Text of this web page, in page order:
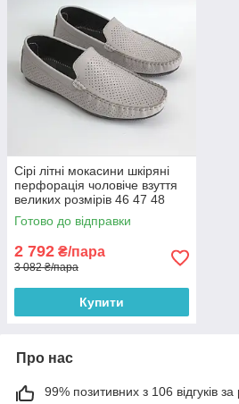
Сірі літні мокасини шкіряні
перфорація чоловіче взуття
великих розмірів 46 47 48
Rosso Avangard BS M4
PerfGrey
Готово до відправки
2 792 ₴/пара
3 082 ₴/пара
Купити
Про нас
99% позитивних з 106 відгуків за